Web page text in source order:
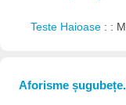
Teste Haioase : :
Aforisme